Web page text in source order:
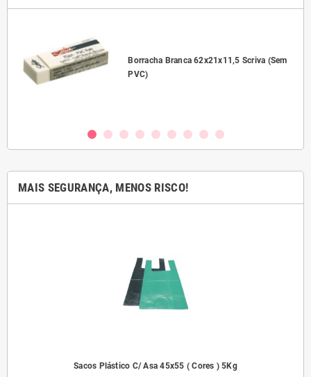
Borracha Branca 62x21x11,5 Scriva (Sem
PVC)
MAIS SEGURANÇA, MENOS RISCO!
Sacos Plástico C/ Asa 45x55 ( Cores ) 5Kg